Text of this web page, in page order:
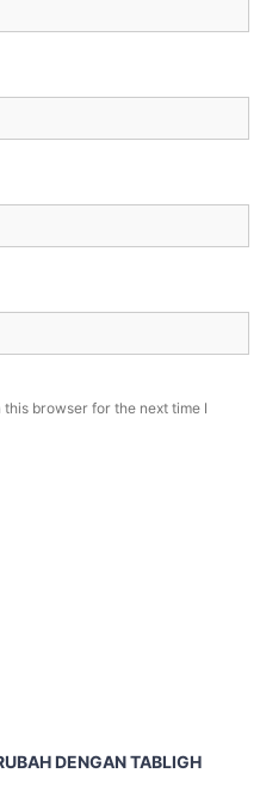
browser for the next time I
DENGAN TABLIGH